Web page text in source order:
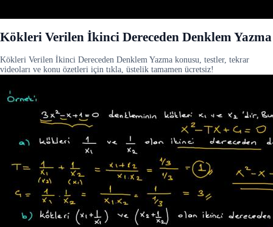
Kökleri Verilen İkinci Dereceden Denklem Yazma
Kökleri Verilen İkinci Dereceden Denklem Yazma konusu, testler, tekrar
videoları ve konu özetleri için tıkla, üstelik tamamen ücretsiz!